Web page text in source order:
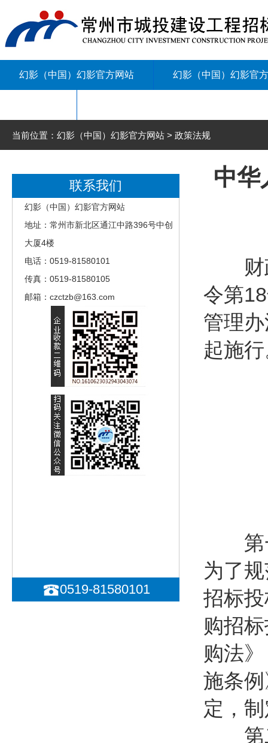
幻影（中国）幻影官方网站 幻影（中国）幻影官
当前位置：幻影（中国）幻影官方网站 > 政策法规
联系我们
幻影（中国）幻影官方网站
地址：常州市新北区通江中路396号中创
大厦4楼
电话：0519-81580101
传真：0519-81580105
邮箱：czctzb@163.com
0519-81580101
中华
财政
令第
管理
起施
第
为了
招标
购招
购法
施条
定，
第二